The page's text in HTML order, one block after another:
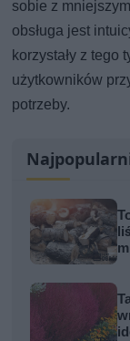
sobie z
obsługa jest
korzystały z tego
użytkowników
potrzeby.